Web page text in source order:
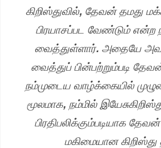
கிறிஸ்துவில், தேவன் தமது
பிரயாசப்பட வேண்டும்
வைத்துள்ளார். அதையே
வைத்துப் பின்பற்றும்படி
நம்முடைய வாழ்க்கையில்
மூலமாக, நம்மில்
பிரதிபலிக்கும்படியாக
மகிமையான